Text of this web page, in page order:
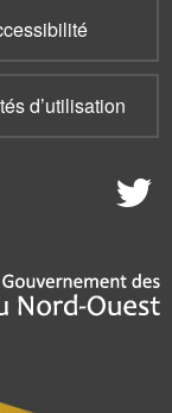
d’utilisation